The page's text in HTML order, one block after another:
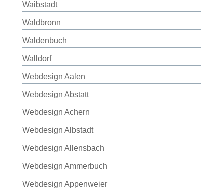
Waibstadt
Waldbronn
Waldenbuch
Walldorf
Webdesign Aalen
Webdesign Abstatt
Webdesign Achern
Webdesign Albstadt
Webdesign Allensbach
Webdesign Ammerbuch
Webdesign Appenweier